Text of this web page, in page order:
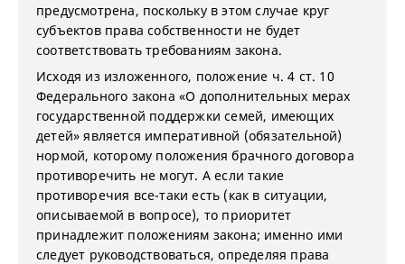
предусмотрена, поскольку в этом случае круг
субъектов права собственности не будет
соответствовать требованиям закона.
Исходя из изложенного, положение ч. 4 ст. 10
Федерального закона «О дополнительных мерах
государственной поддержки семей, имеющих
детей» является императивной (обязательной)
нормой, которому положения брачного договора
противоречить не могут. А если такие
противоречия все-таки есть (как в ситуации,
описываемой в вопросе), то приоритет
принадлежит положениям закона; именно ими
следует руководствоваться, определяя права